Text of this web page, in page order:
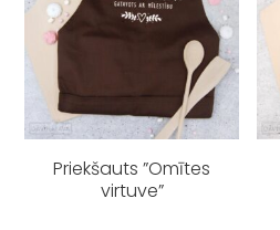
Priekšauts ”Omītes
virtuve”